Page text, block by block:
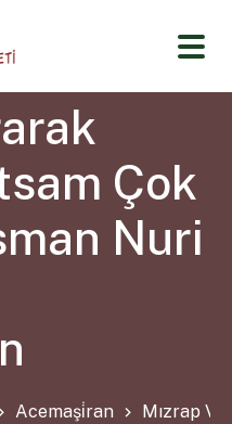
Çok
Nuri
Acemaşi̇ran Mızrap